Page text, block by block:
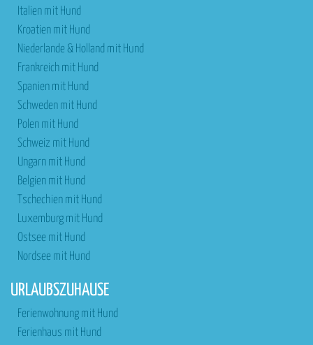
Italien mit Hund
Kroatien mit Hund
Niederlande & Holland mit Hund
Frankreich mit Hund
Spanien mit Hund
Schweden mit Hund
Polen mit Hund
Schweiz mit Hund
Ungarn mit Hund
Belgien mit Hund
Tschechien mit Hund
Luxemburg mit Hund
Ostsee mit Hund
Nordsee mit Hund
URLAUBSZUHAUSE
Ferienwohnung mit Hund
Ferienhaus mit Hund